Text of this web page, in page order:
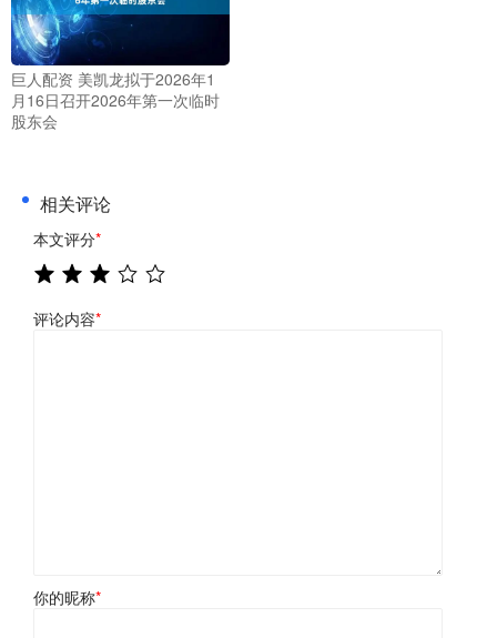
巨人配资 美凯龙拟于2026年1
月16日召开2026年第一次临时
股东会
相关评论
本文评分*
评论内容*
你的昵称*